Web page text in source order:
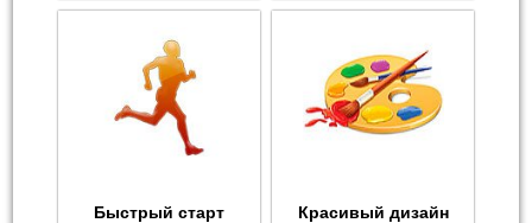
Быстрый старт Красивый дизайн